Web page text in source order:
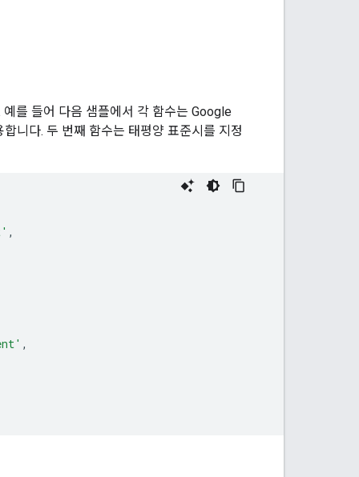
를 들어 다음 샘플에서 각 함수는 Google
니다. 두 번째 함수는 태평양 표준시를 지정
,
,